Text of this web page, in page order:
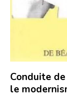
Conduite
le